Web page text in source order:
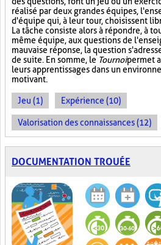
réalisé par deux grandes équipes,
d'équipe qui, à leur tour, choisissent
La tâche consiste alors à répondre, à
même équipe, aux questions de
mauvaise réponse, la question
de suite. En somme, le Tournoipermet
leurs apprentissages dans un
motivant.
Jeu (1) Expérience (10)
Valorisation des connaissances (12)
DOCUMENTATION TROUÉE